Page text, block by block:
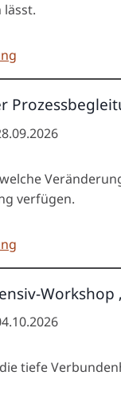
lässt.
verfügen.
Workshop
tiefe